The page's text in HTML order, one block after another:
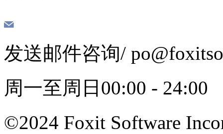
发送邮件咨询/
周一至周日00:00 - 24:00
©2024 Foxit Software